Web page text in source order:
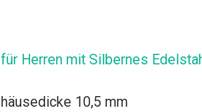
Herren mit Silbernes
10,5 mm